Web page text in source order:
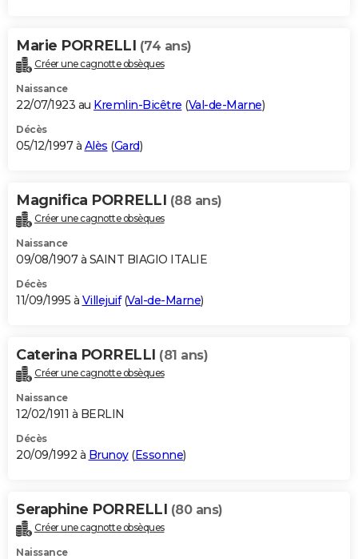
Marie PORRELLI (74 ans)
Créer une cagnotte obsèques
Naissance
22/07/1923 au Kremlin-Bicêtre (Val-de-Marne)
Décès
05/12/1997 à Alès (Gard)
Magnifica PORRELLI (88 ans)
Créer une cagnotte obsèques
Naissance
09/08/1907 à SAINT BIAGIO ITALIE
Décès
11/09/1995 à Villejuif(Val-de-Marne)
Caterina PORRELLI (81 ans)
Créer une cagnotte obsèques
Naissance
12/02/1911 à BERLIN
Décès
20/09/1992 à Brunoy(Essonne)
Seraphine PORRELLI (80 ans)
Créer une cagnotte obsèques
Naissance